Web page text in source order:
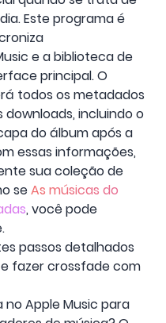
Este programa é
e a biblioteca de
principal. O
todos os metadados
downloads, incluindo o
do álbum após a
essas informações,
sua coleção de
seAs músicas do
, você pode
passos detalhados
fazer crossfade com
Apple Music para